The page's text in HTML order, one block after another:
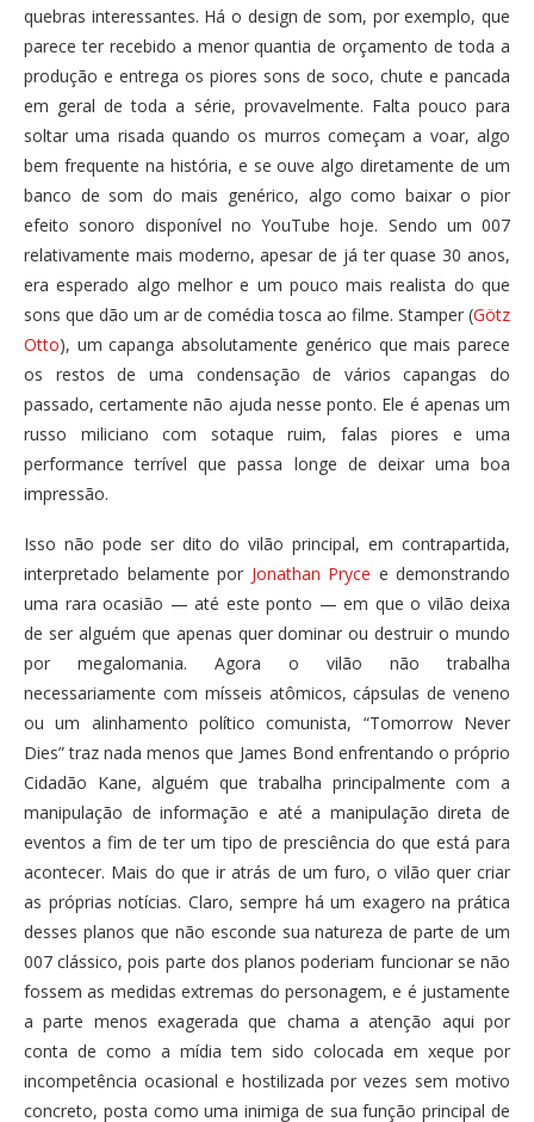
quebras interessantes. Há o design de som, por exemplo, que
parece ter recebido a menor quantia de orçamento de toda a
produção e entrega os piores sons de soco, chute e pancada
em geral de toda a série, provavelmente. Falta pouco para
soltar uma risada quando os murros começam a voar, algo
bem frequente na história, e se ouve algo diretamente de um
banco de som do mais genérico, algo como baixar o pior
efeito sonoro disponível no YouTube hoje. Sendo um 007
relativamente mais moderno, apesar de já ter quase 30 anos,
era esperado algo melhor e um pouco mais realista do que
sons que dão um ar de comédia tosca ao filme. Stamper (Götz
Otto), um capanga absolutamente genérico que mais parece
os restos de uma condensação de vários capangas do
passado, certamente não ajuda nesse ponto. Ele é apenas um
russo miliciano com sotaque ruim, falas piores e uma
performance terrível que passa longe de deixar uma boa
impressão.
Isso não pode ser dito do vilão principal, em contrapartida,
interpretado belamente por Jonathan Pryce e demonstrando
uma rara ocasião — até este ponto — em que o vilão deixa
de ser alguém que apenas quer dominar ou destruir o mundo
por megalomania. Agora o vilão não trabalha
necessariamente com mísseis atômicos, cápsulas de veneno
ou um alinhamento político comunista, “Tomorrow Never
Dies” traz nada menos que James Bond enfrentando o próprio
Cidadão Kane, alguém que trabalha principalmente com a
manipulação de informação e até a manipulação direta de
eventos a fim de ter um tipo de presciência do que está para
acontecer. Mais do que ir atrás de um furo, o vilão quer criar
as próprias notícias. Claro, sempre há um exagero na prática
desses planos que não esconde sua natureza de parte de um
007 clássico, pois parte dos planos poderiam funcionar se não
fossem as medidas extremas do personagem, e é justamente
a parte menos exagerada que chama a atenção aqui por
conta de como a mídia tem sido colocada em xeque por
incompetência ocasional e hostilizada por vezes sem motivo
concreto, posta como uma inimiga de sua função principal de